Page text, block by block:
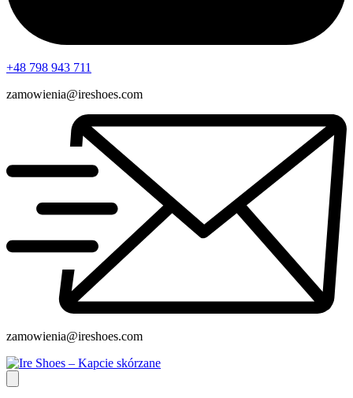
+48 798 943 711
zamowienia@ireshoes.com
zamowienia@ireshoes.com